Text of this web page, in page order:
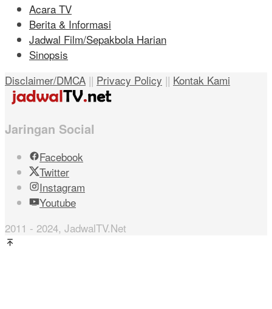
Acara TV
Berita & Informasi
Jadwal Film/Sepakbola Harian
Sinopsis
Disclaimer/DMCA || Privacy Policy || Kontak Kami
Jaringan Social
Facebook
Twitter
Instagram
Youtube
2011 - 2024, JadwalTV.Net